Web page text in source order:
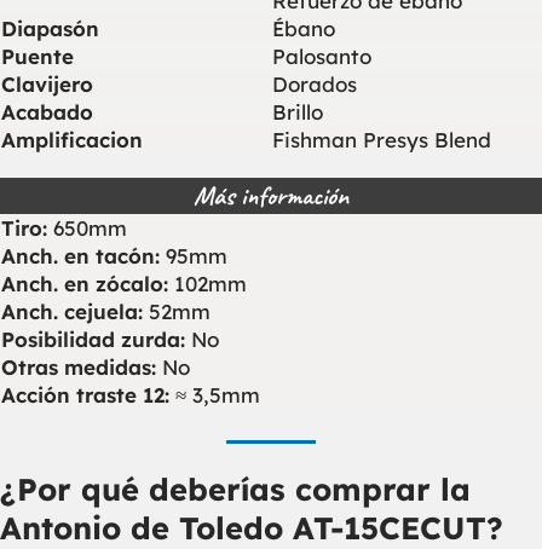
Diapasón
Ébano
Puente
Palosanto
Clavijero
Dorados
Acabado
Brillo
Amplificacion
Fishman Presys Blend
Más información
Tiro: 650mm
Anch. en tacón: 95mm
Anch. en zócalo: 102mm
Anch. cejuela: 52mm
Posibilidad zurda: No
Otras medidas: No
Acción traste 12: ≈ 3,5mm
¿Por qué deberías comprar la
Antonio de Toledo AT-15CECUT?